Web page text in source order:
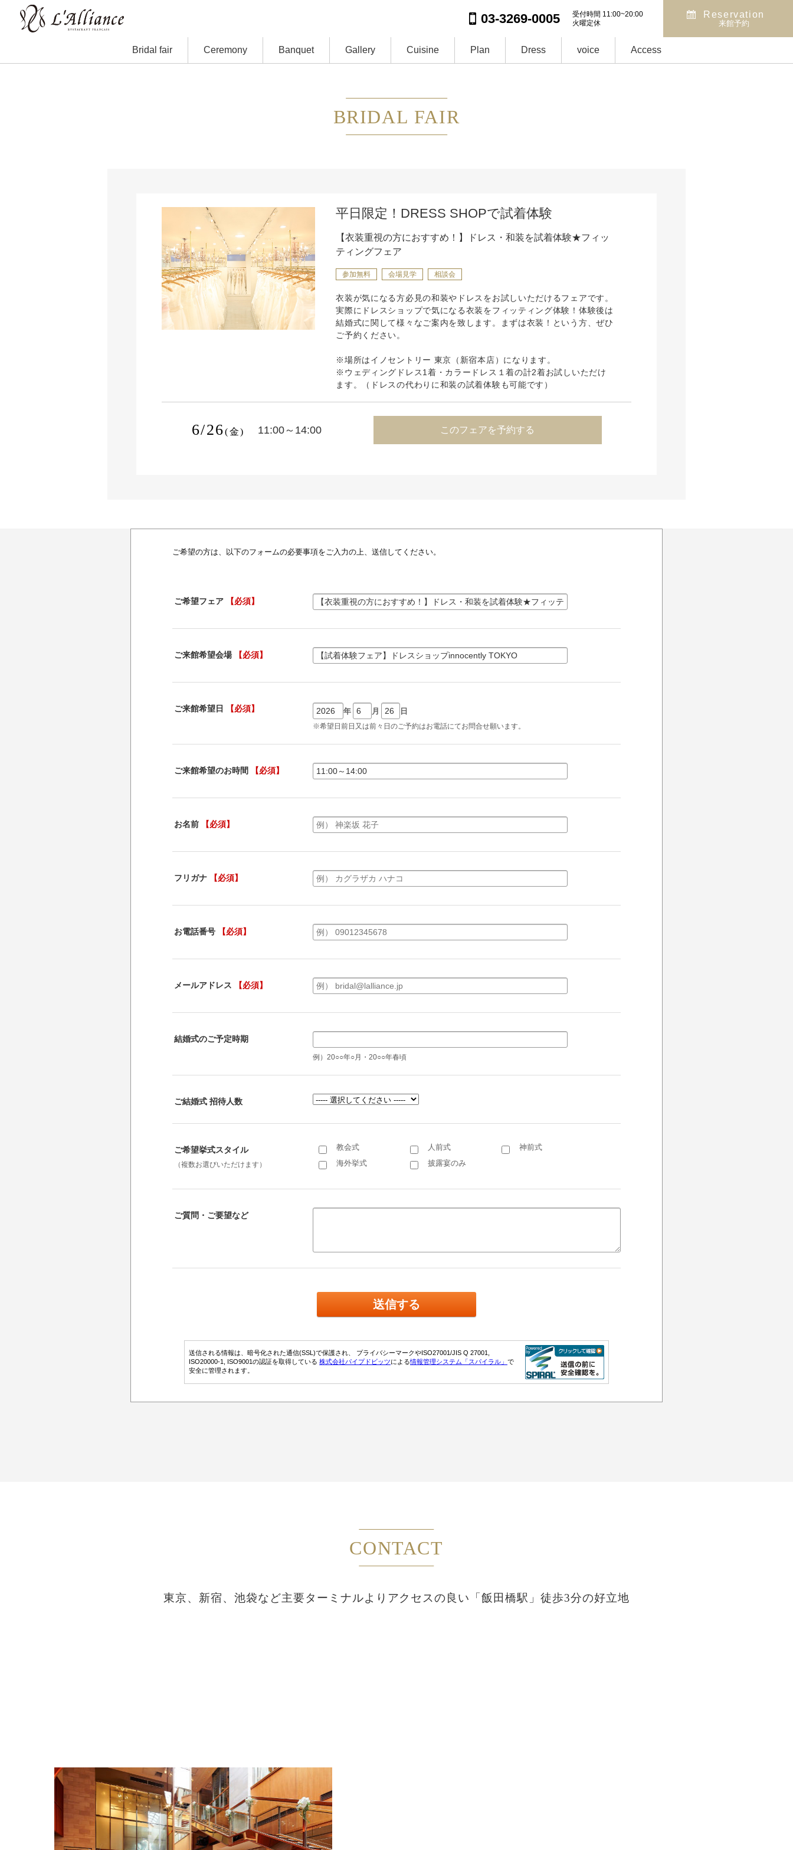
03-3269-0005
受付時間 11:00~20:00
火曜定休
Reservation
来館予約
Bridal fair Ceremony Banquet Gallery Cuisine Plan Dress voice Access
BRIDAL FAIR
平日限定！DRESS SHOPで試着体験
【衣装重視の方におすすめ！】ドレス・和装を試着体験★フィッ
ティングフェア
参加無料 会場見学 相談会
衣装が気になる方必見の和装やドレスをお試しいただけるフェアです。
実際にドレスショップで気になる衣装をフィッティング体験！体験後は
結婚式に関して様々なご案内を致します。まずは衣装！という方、ぜひ
ご予約ください。
※場所はイノセントリー 東京（新宿本店）になります。
※ウェディングドレス1着・カラードレス１着の計2着お試しいただけ
ます。（ドレスの代わりに和装の試着体験も可能です）
6/26(金) 11:00～14:00 このフェアを予約する
CONTACT
東京、新宿、池袋など主要ターミナルより アクセスの良い「飯田橋駅」徒歩3分の好立地